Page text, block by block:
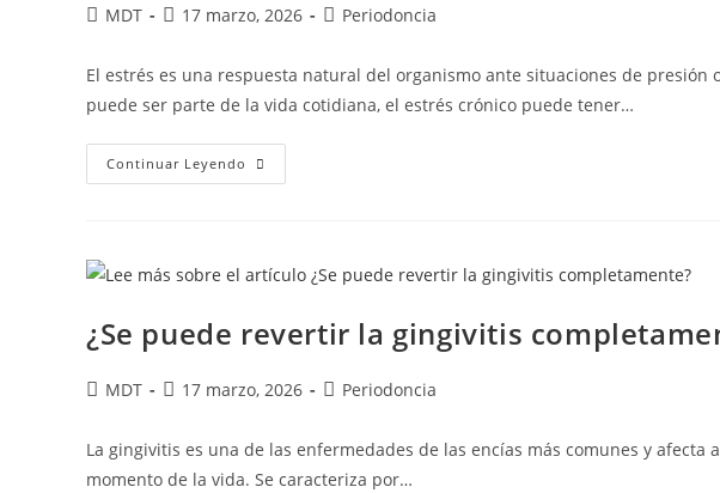
MDT 17 marzo, 2026 Periodoncia
El estrés es una respuesta natural del organismo ante situaciones de presión
puede ser parte de la vida cotidiana, el estrés crónico puede tener…
Continuar Leyendo
¿Se puede revertir la gingivitis
MDT 17 marzo, 2026 Periodoncia
La gingivitis es una de las enfermedades de las encías más comunes y
momento de la vida. Se caracteriza por…